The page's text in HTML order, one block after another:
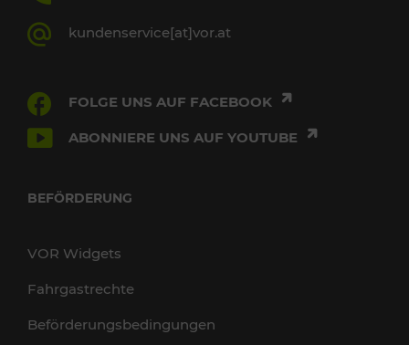
kundenservice[at]vor.at
FOLGE UNS AUF FACEBOOK
ABONNIERE UNS AUF YOUTUBE
BEFÖRDERUNG
VOR Widgets
Fahrgastrechte
Beförderungsbedingungen